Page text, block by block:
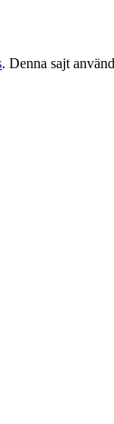
. Denna sajt